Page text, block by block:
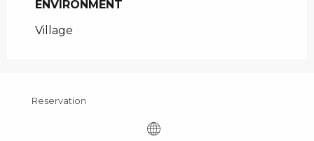
ENVIRONMENT
ENVIRONMENT
Village
Reservation